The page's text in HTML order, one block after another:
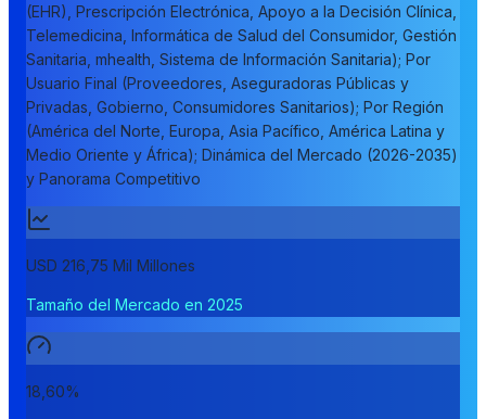
(EHR), Prescripción Electrónica, Apoyo a la Decisión Clínica,
Telemedicina, Informática de Salud del Consumidor, Gestión
Sanitaria, mhealth, Sistema de Información Sanitaria); Por
Usuario Final (Proveedores, Aseguradoras Públicas y
Privadas, Gobierno, Consumidores Sanitarios); Por Región
(América del Norte, Europa, Asia Pacífico, América Latina y
Medio Oriente y África); Dinámica del Mercado (2026-2035)
y Panorama Competitivo
USD 216,75 Mil Millones
Tamaño del Mercado en 2025
18,60%